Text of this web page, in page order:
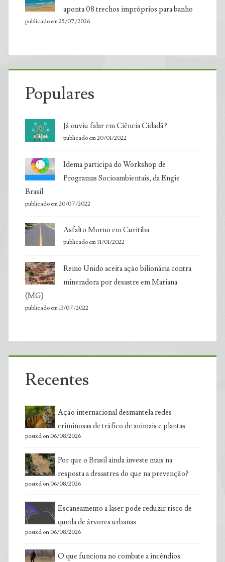
aponta 08 trechos impróprios para banho
publicado em 25/07/2026
Populares
Já ouviu falar em Ciência Cidadã?
publicado em 20/01/2022
Idema participa do Workshop de
Programas Socioambientais, da Engie
Brasil
publicado em 20/07/2022
Asfalto Morno em Curitiba
publicado em 31/01/2022
Reino Unido aceita ação bilionária contra
mineradora por desastre em Mariana
(MG)
publicado em 13/07/2022
Recentes
Ação internacional desmantela redes
criminosas de tráfico de animais e plantas
posted on 06/08/2026
Por que o Brasil ainda investe mais na
resposta a desastres do que na prevenção?
posted on 06/08/2026
Escaneamento a laser pode reduzir risco de
queda de árvores urbanas
posted on 06/08/2026
O que funciona no combate a incêndios